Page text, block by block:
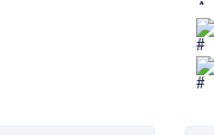
коробка.
у вайбер/